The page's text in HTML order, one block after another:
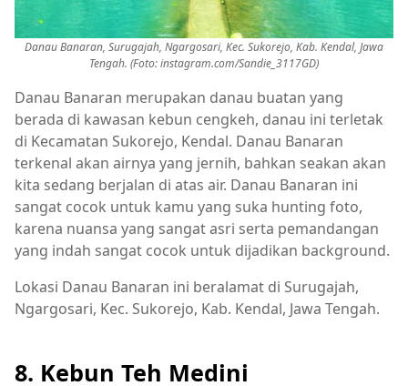
Danau Banaran, Surugajah, Ngargosari, Kec. Sukorejo, Kab. Kendal, Jawa
Tengah. (Foto:instagram.com/Sandie_3117GD)
Danau Banaran merupakan danau buatan yang
berada di kawasan kebun cengkeh, danau ini terletak
di Kecamatan Sukorejo, Kendal. Danau Banaran
terkenal akan airnya yang jernih, bahkan seakan akan
kita sedang berjalan di atas air. Danau Banaran ini
sangat cocok untuk kamu yang suka hunting foto,
karena nuansa yang sangat asri serta pemandangan
yang indah sangat cocok untuk dijadikan background.
Lokasi Danau Banaran ini beralamat di Surugajah,
Ngargosari, Kec. Sukorejo, Kab. Kendal, Jawa Tengah.
8. Kebun Teh Medini